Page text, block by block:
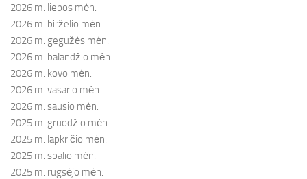
2026 m. liepos mėn.
2026 m. birželio mėn.
2026 m. gegužės mėn.
2026 m. balandžio mėn.
2026 m. kovo mėn.
2026 m. vasario mėn.
2026 m. sausio mėn.
2025 m. gruodžio mėn.
2025 m. lapkričio mėn.
2025 m. spalio mėn.
2025 m. rugsėjo mėn.